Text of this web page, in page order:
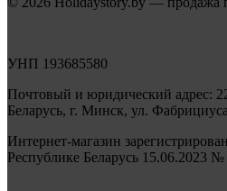
УНП 193685580
Почтовый и юридический адрес:
Беларусь, г. Минск, ул.
Интернет-магазин
Республике Беларусь 15.06.2023 №